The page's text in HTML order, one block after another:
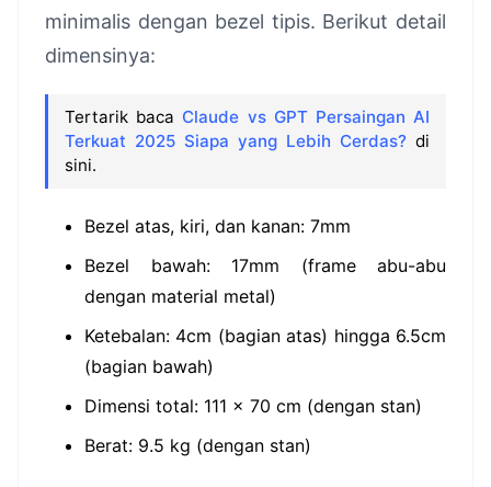
minimalis dengan bezel tipis. Berikut detail
dimensinya:
Tertarik baca Claude vs GPT Persaingan AI
Terkuat 2025 Siapa yang Lebih Cerdas? di
sini.
Bezel atas, kiri, dan kanan: 7mm
Bezel bawah: 17mm (frame abu-abu
dengan material metal)
Ketebalan: 4cm (bagian atas) hingga 6.5cm
(bagian bawah)
Dimensi total: 111 x 70 cm (dengan stan)
Berat: 9.5 kg (dengan stan)